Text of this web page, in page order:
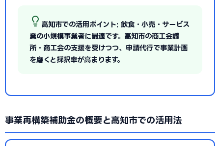
高知市での活用ポイント: 飲食・小売・サービス
業の小規模事業者に最適です。高知市の商工会議
所・商工会の支援を受けつつ、申請代行で事業計画
を磨くと採択率が高まります。
事業再構築補助金の概要と高知市での活用法